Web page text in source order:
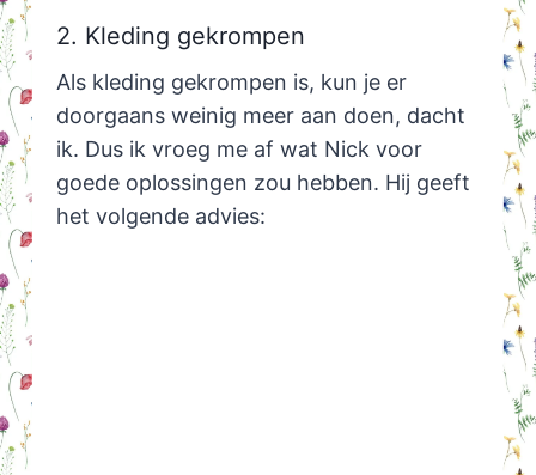
2. Kleding gekrompen
Als kleding gekrompen is, kun je er
doorgaans weinig meer aan doen, dacht
ik. Dus ik vroeg me af wat Nick voor
goede oplossingen zou hebben. Hij geeft
het volgende advies: